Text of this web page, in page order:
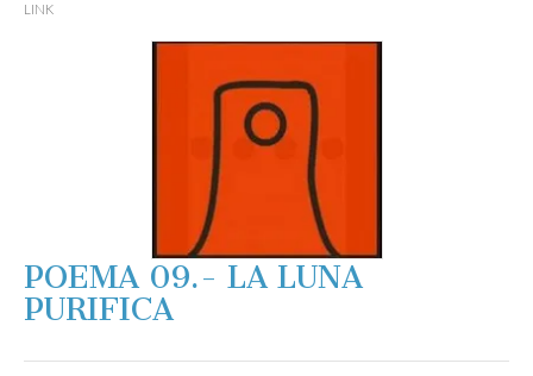
LINK
POEMA 09.- LA LUNA
PURIFICA